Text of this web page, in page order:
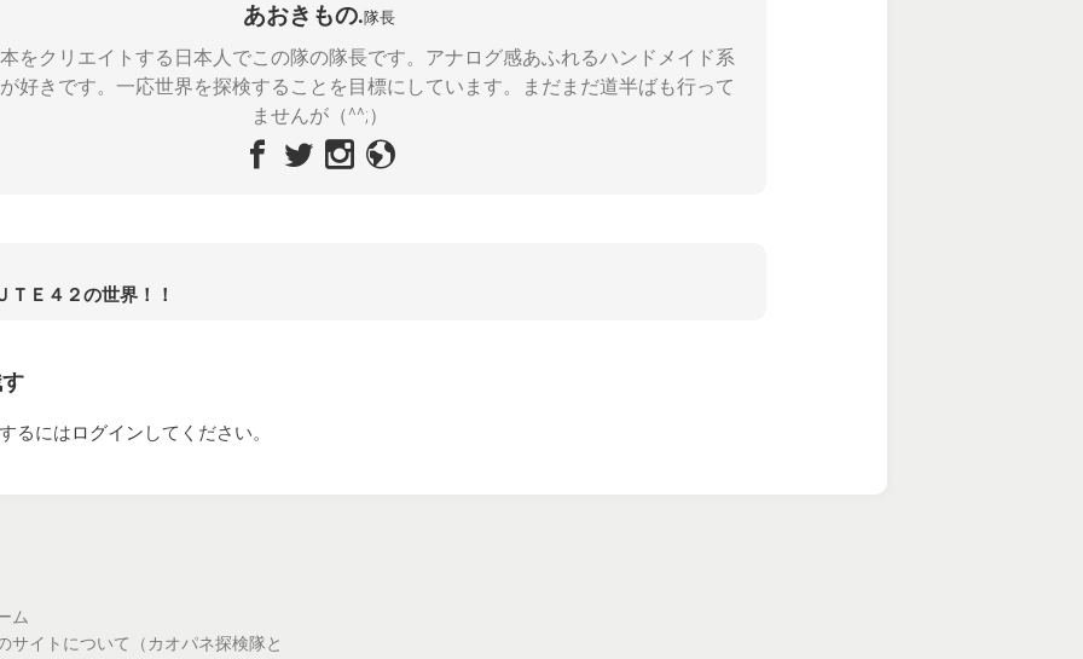
あおきもの.隊長
をクリエイトする日本人でこの隊の隊長です。アナログ感あふれるハンドメイド系
好きです。一応世界を探検することを目標にしています。まだまだ道半ばも行って
ませんが（^^;）
ＴＥ４２の世界！！
るにはログイン してください。
ム
サイトについて（カオパネ探検隊と